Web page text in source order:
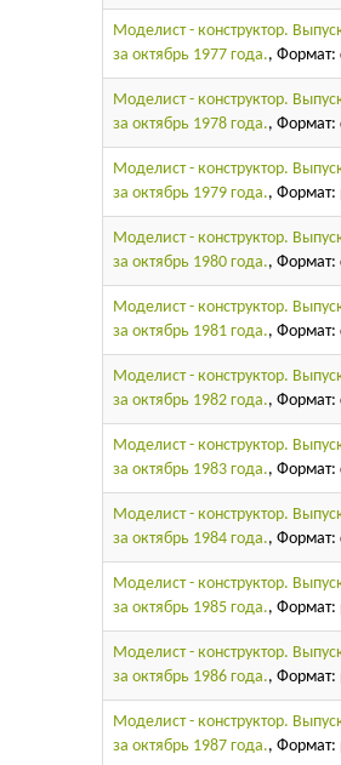
Моделист - конструктор.
за октябрь 1977 года., Формат:
Моделист - конструктор.
за октябрь 1978 года., Формат:
Моделист - конструктор.
за октябрь 1979 года., Формат:
Моделист - конструктор.
за октябрь 1980 года., Формат:
Моделист - конструктор.
за октябрь 1981 года., Формат:
Моделист - конструктор.
за октябрь 1982 года., Формат:
Моделист - конструктор.
за октябрь 1983 года., Формат:
Моделист - конструктор.
за октябрь 1984 года., Формат:
Моделист - конструктор.
за октябрь 1985 года., Формат:
Моделист - конструктор.
за октябрь 1986 года., Формат:
Моделист - конструктор.
за октябрь 1987 года., Формат: